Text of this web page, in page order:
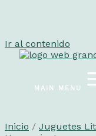
Ir al contenido
MAIN MENU
Inicio / Juguetes